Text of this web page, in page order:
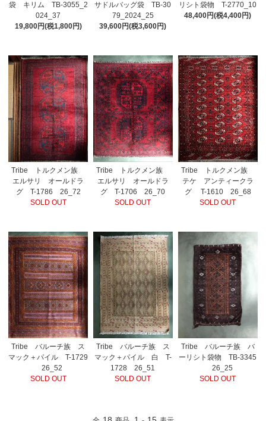
袋 キリム TB-3055_2
024_37
19,800円(税1,800円)
サドルバッグ袋 TB-30
79_2024_25
39,600円(税3,600円)
リシト袋物 T-2770_10
48,400円(税4,400円)
Tribe トルクメン族
エルサリ オールドラ
グ T-1786 26_72
SOLD OUT
Tribe トルクメン族
エルサリ オールドラ
グ T-1706 26_70
SOLD OUT
Tribe トルクメン族
テケ アンティークラ
グ T-1610 26_68
SOLD OUT
Tribe バルーチ族 ス
マック＋パイル T-1729
26_52
SOLD OUT
Tribe バルーチ族 ス
マック＋パイル 白 T-
1728 26_51
SOLD OUT
Tribe バルーチ族 バ
ーリシト袋物 TB-3345
26_25
SOLD OUT